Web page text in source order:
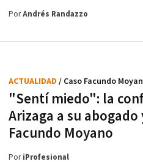
PorAndrés Randazzo
"Sentí miedo": la
Arizaga a su
Facundo Moyano
ACTUALIDAD / Caso Facundo
PoriProfesional